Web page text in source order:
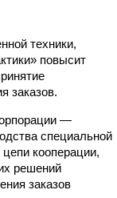
техники,
повысит
заказов.
—
специальной
кооперации,
решений
заказов